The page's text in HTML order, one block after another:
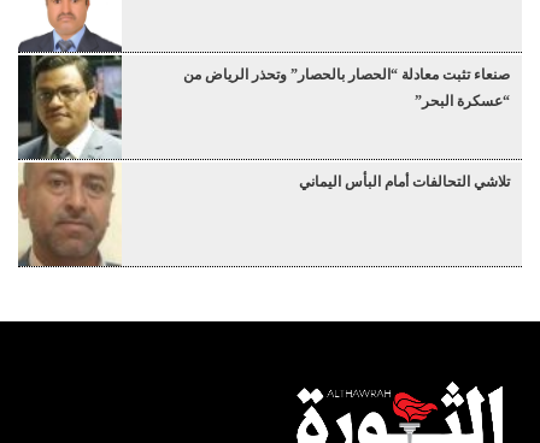
صنعاء تثبت معادلة “الحصار بالحصار” وتحذر الرياض من
“عسكرة البحر”
تلاشي التحالفات أمام البأس اليماني